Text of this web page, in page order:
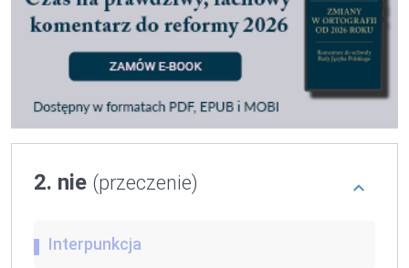
2. nie (przeczenie)
Interpunkcja